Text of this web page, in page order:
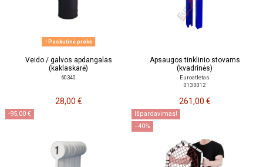
Paskutinė prekė
Veido / galvos apdangalas
(kaklaskarė)
60340
28,00 €
Apsaugos tinklinio stovams
(kvadrinės)
Euroatletas
013 0012
261,00 €
-95,00 €
Išpardavimas!
−40%